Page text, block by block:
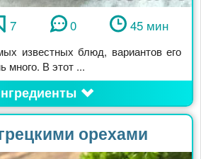
7 0 45 мин
известных блюд, вариантов его
много. В этот ...
орехами